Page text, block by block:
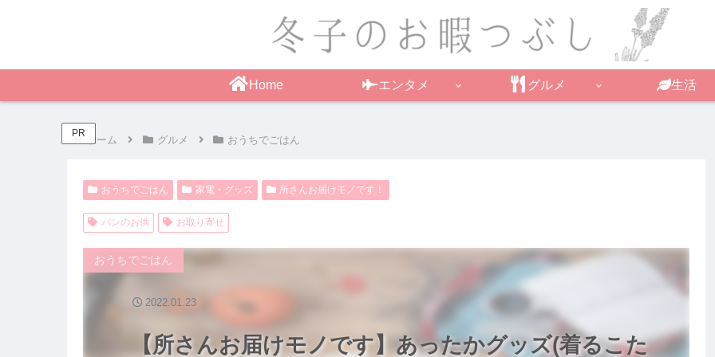
Home エンタメ グルメ 生活
PR
ホーム グルメ おうちでごはん
おうちでごはん 家電・グッズ 所さんお届けモノです！
パンのお供 お取り寄せ
【所さんお届けモノです】あったかグッズ(着るこた
おうちでごはん
2022.01.23